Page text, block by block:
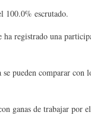
100.0% escrutado.
ha registrado una
pueden comparar con
ganas de trabajar por